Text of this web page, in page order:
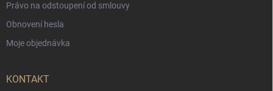
Právo na odstoupení od smlouvy
Obnovení hesla
Moje objednávka
KONTAKT